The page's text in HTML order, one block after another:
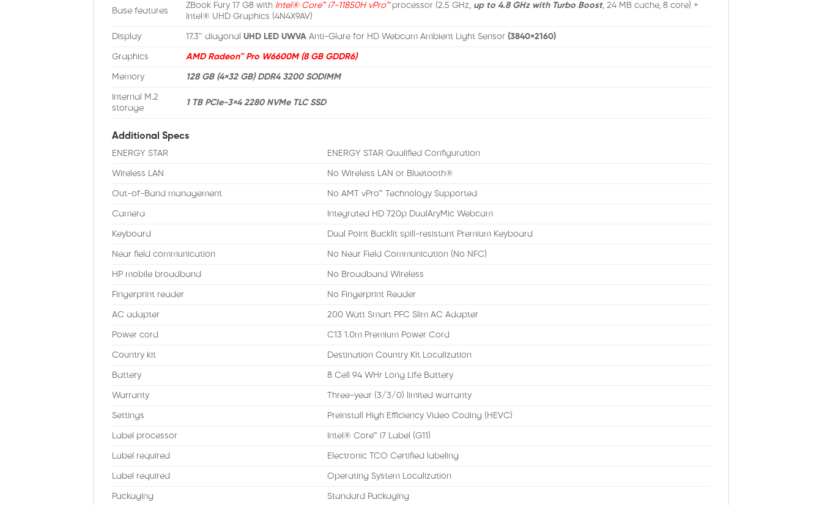
Base features
ZBook Fury 17 G8 with Intel® Core™ i7-11850H vPro™processor (2.5 GHz, up to 4.8 GHz with Turbo Boost, 24 MB cache, 8 core) +
Intel® UHD Graphics (4N4X9AV)
Display 17.3″ diagonalUHD LED UWVA Anti-Glare for HD Webcam Ambient Light Sensor(3840×2160)
Graphics AMD Radeon™ Pro W6600M (8 GB GDDR6)
Memory 128 GB (4×32 GB) DDR4 3200 SODIMM
Internal M.2
storage
1 TB PCIe-3×4 2280 NVMe TLC SSD
Additional Specs
ENERGY STAR ENERGY STAR Qualified Configuration
Wireless LAN No Wireless LAN or Bluetooth®
Out-of-Band management No AMT vPro™ Technology Supported
Camera Integrated HD 720p DualAryMic Webcam
Keyboard Dual Point Backlit spill-resistant Premium Keyboard
Near field communication No Near Field Communication (No NFC)
HP mobile broadband No Broadband Wireless
Fingerprint reader No Fingerprint Reader
AC adapter 200 Watt Smart PFC Slim AC Adapter
Power cord C13 1.0m Premium Power Cord
Country kit Destination Country Kit Localization
Battery 8 Cell 94 WHr Long Life Battery
Warranty Three-year (3/3/0) limited warranty
Settings Preinstall High Efficiency Video Coding (HEVC)
Label processor Intel® Core™ i7 Label (G11)
Label required Electronic TCO Certified labeling
Label required Operating System Localization
Packaging Standard Packaging